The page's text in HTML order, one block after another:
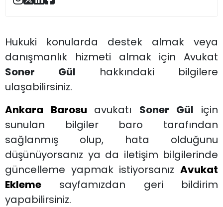
Hukuki konularda destek almak veya
danışmanlık hizmeti almak için Avukat
Soner Gül hakkındaki bilgilere
ulaşabilirsiniz.
Ankara Barosu avukatı Soner Gül için
sunulan bilgiler baro tarafından
sağlanmış olup, hata olduğunu
düşünüyorsanız ya da iletişim bilgilerinde
güncelleme yapmak istiyorsanız Avukat
Ekleme sayfamızdan geri bildirim
yapabilirsiniz.